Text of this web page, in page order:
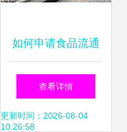
如何申请食品流通
许可证及办理食品
经营许可证完整指
查看详情
更新时间：2026-08-04
10:26:58